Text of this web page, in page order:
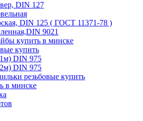
DIN 127
DIN 125 ( ГОСТ 11371-78 )
9021
купить в минске
купить
DIN 975
DIN 975
резьбовые купить
в минске